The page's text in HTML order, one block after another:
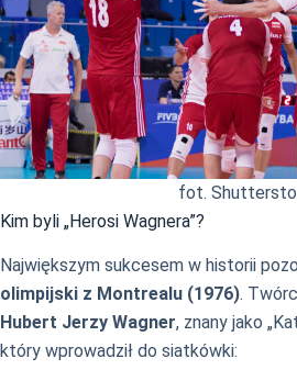
fot.
Kim byli „Herosi Wagnera”?
Największym sukcesem w historii
olimpijski z Montrealu (1976).
Hubert Jerzy Wagner, znany jako
który wprowadził do siatkówki: